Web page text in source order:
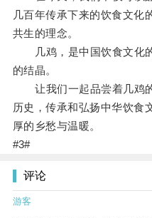
几百年传承下来的饮食文化
共生的理念。
几鸡，是中国饮食文化
的结晶。
让我们一起品尝着几鸡的
历史，传承和弘扬中华饮食
厚的乡愁与温暖。
#3#
评论
游客